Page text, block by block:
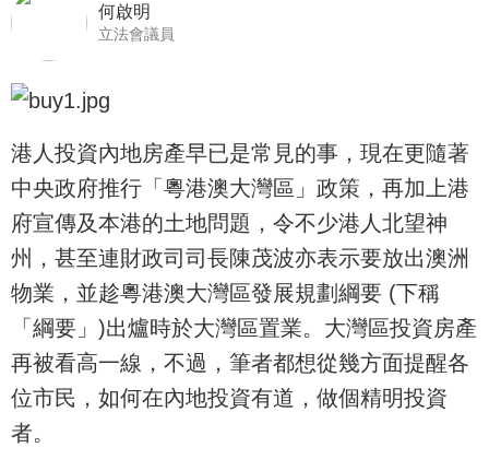
何啟明
立法會議員
港人投資內地房產早已是常見的事，現在更隨著
中央政府推行「粵港澳大灣區」政策，再加上港
府宣傳及本港的土地問題，令不少港人北望神
州，甚至連財政司司長陳茂波亦表示要放出澳洲
物業，並趁粵港澳大灣區發展規劃綱要 (下稱
「綱要」)出爐時於大灣區置業。大灣區投資房產
再被看高一線，不過，筆者都想從幾方面提醒各
位市民，如何在內地投資有道，做個精明投資
者。